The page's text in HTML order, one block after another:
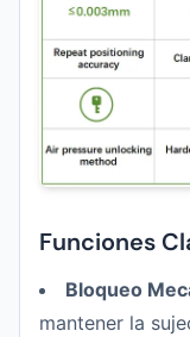
Funciones
Bloqueo
mantener la